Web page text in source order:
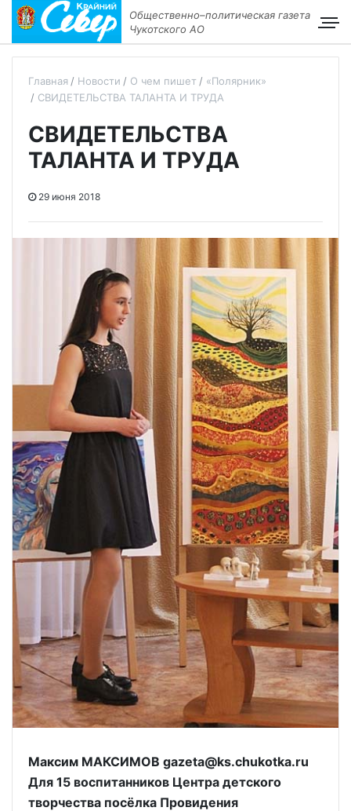
Общественно–политическая газета
Чукотского АО
Главная Новости О чем пишет
«Полярник»
СВИДЕТЕЛЬСТВА ТАЛАНТА И ТРУДА
СВИДЕТЕЛЬСТВА
ТАЛАНТА И ТРУДА
29 июня 2018
Максим МАКСИМОВ gazeta@ks.chukotka.ru
Для 15 воспитанников Центра детского
творчества посёлка Провидения